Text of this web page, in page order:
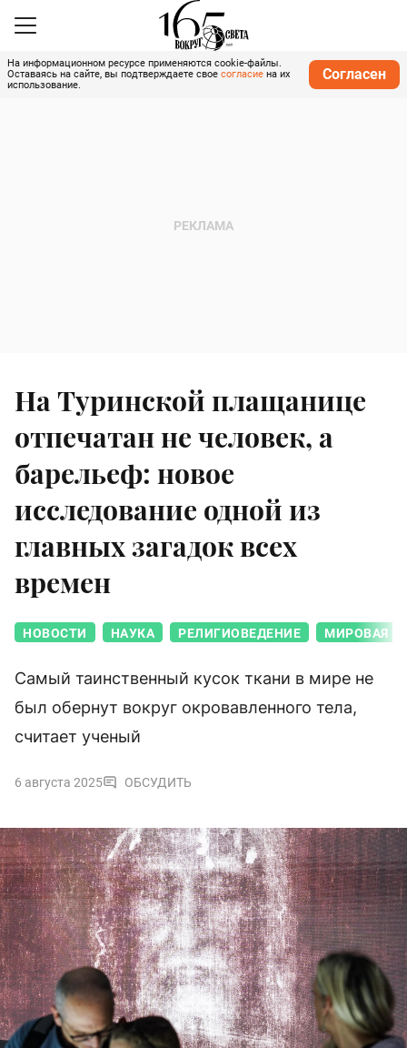
На информационном ресурсе применяются cookie-файлы.
Оставаясь на сайте, вы подтверждаете свое согласие на их
использование.
Согласен
На Туринской плащанице
отпечатан не человек, а
барельеф: новое
исследование одной из
главных загадок всех
времен
НОВОСТИ НАУКА РЕЛИГИОВЕДЕНИЕ МИРОВАЯ
Самый таинственный кусок ткани в мире не
был обернут вокруг окровавленного тела,
считает ученый
6 августа 2025 ОБСУДИТЬ